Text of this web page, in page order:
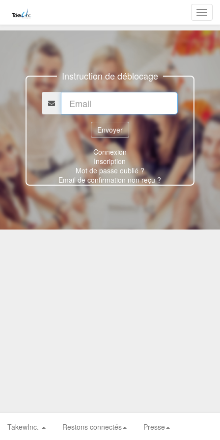
Instruction de déblocage
Connexion
Inscription
Mot de passe oublié ?
Email de confirmation non reçu ?
TakewInc. Restons connectés Presse